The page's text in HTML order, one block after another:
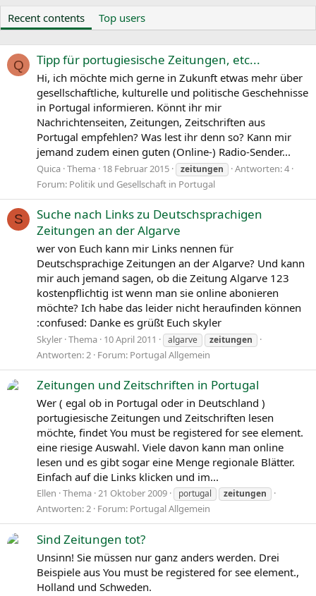
Recent contents Top users
Q Tipp für portugiesische Zeitungen, etc...
Hi, ich möchte mich gerne in Zukunft etwas mehr über
gesellschaftliche, kulturelle und politische Geschehnisse
in Portugal informieren. Könnt ihr mir
Nachrichtenseiten, Zeitungen, Zeitschriften aus
Portugal empfehlen? Was lest ihr denn so? Kann mir
jemand zudem einen guten (Online-) Radio-Sender...
Quica Thema 18 Februar 2015 zeitungen
Antworten: 4
Forum: Politik und Gesellschaft in Portugal
S
Suche nach Links zu Deutschsprachigen
Zeitungen an der Algarve
wer von Euch kann mir Links nennen für
Deutschsprachige Zeitungen an der Algarve? Und kann
mir auch jemand sagen, ob die Zeitung Algarve 123
kostenpflichtig ist wenn man sie online abonieren
möchte? Ich habe das leider nicht heraufinden können
:confused: Danke es grüßt Euch skyler
Skyler Thema 10 April 2011 algarve zeitungen
Antworten: 2 Forum: Portugal Allgemein
Zeitungen und Zeitschriften in Portugal
Wer ( egal ob in Portugal oder in Deutschland )
portugiesische Zeitungen und Zeitschriften lesen
möchte, findet You must be registered for see element.
eine riesige Auswahl. Viele davon kann man online
lesen und es gibt sogar eine Menge regionale Blätter.
Einfach auf die Links klicken und im...
Ellen Thema 21 Oktober 2009 portugal zeitungen
Antworten: 2 Forum: Portugal Allgemein
Sind Zeitungen tot?
Unsinn! Sie müssen nur ganz anders werden. Drei
Beispiele aus You must be registered for see element.,
Holland und Schweden.